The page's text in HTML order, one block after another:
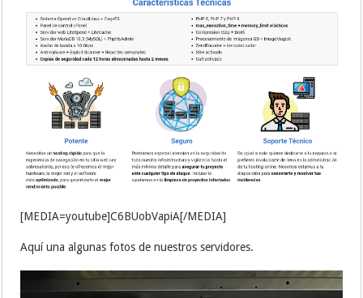
[MEDIA=youtube]C6BUobVapiA[/MEDIA]
Aquí una algunas fotos de nuestros servidores.